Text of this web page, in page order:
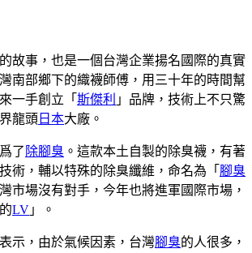
的故事，也是一個台灣企業揚名國際的真實
南部鄉下的織襪師傅，用三十年的時間幫
一手創立「 斯傑利 」品牌，技術上不只驚
龍頭 日本大廠。
了 除腳臭 。這款本土自製的除臭襪，有著
術，輔以特殊的除臭纖維，命名為「 腳臭
市場沒有對手，今年也將進軍國際市場，
LV 」。
示，由於氣候因素，台灣腳臭的人很多，